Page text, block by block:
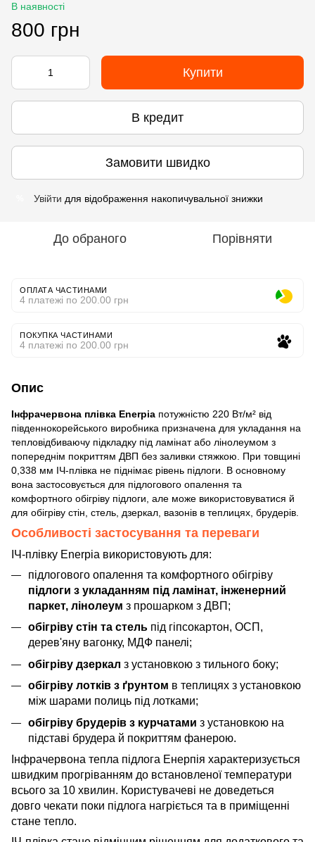
В наявності
800 грн
Купити
В кредит
Замовити швидко
Увійти для відображення накопичувальної знижки
До обраного Порівняти
ОПЛАТА ЧАСТИНАМИ
4 платежі по 200.00 грн
ПОКУПКА ЧАСТИНАМИ
4 платежі по 200.00 грн
Опис
Інфрачервона плівка Enerpia потужністю 220 Вт/м² від
південнокорейського виробника призначена для укладання на
тепловідбиваючу підкладку під ламінат або лінолеумом з
попереднім покриттям ДВП без заливки стяжкою. При товщині
0,338 мм ІЧ-плівка не піднімає рівень підлоги. В основному
вона застосовується для підлогового опалення та
комфортного обігріву підлоги, але може використовуватися й
для обігріву стін, стель, дзеркал, вазонів в теплицях, брудерів.
Особливості застосування та переваги
ІЧ-плівку Enerpia використовують для:
підлогового опалення та комфортного обігріву
підлоги з укладанням під ламінат, інженерний
паркет, лінолеум з прошарком з ДВП;
обігріву стін та стель під гіпсокартон, ОСП,
дерев'яну вагонку, МДФ панелі;
обігріву дзеркал з установкою з тильного боку;
обігріву лотків з ґрунтом в теплицях з установкою
між шарами полиць під лотками;
обігріву брудерів з курчатами з установкою на
підставі брудера й покриттям фанерою.
Інфрачервона тепла підлога Енерпія характеризується
швидким прогріванням до встановленої температури
всього за 10 хвилин. Користувачеві не доведеться
довго чекати поки підлога нагріється та в приміщенні
стане тепло.